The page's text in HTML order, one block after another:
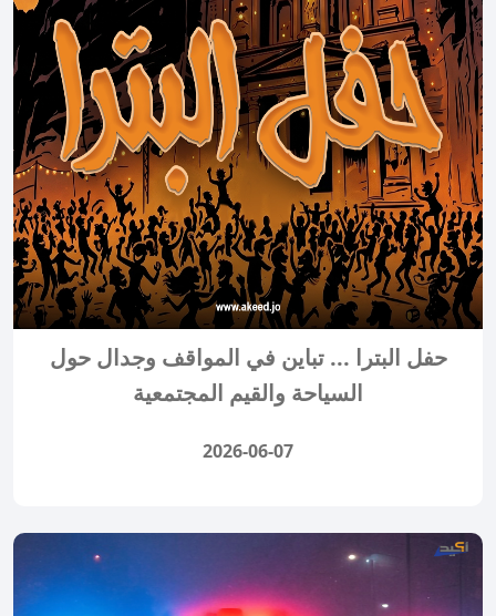
حفل البترا ... تباين في المواقف وجدال حول
السياحة والقيم المجتمعية
2026-06-07